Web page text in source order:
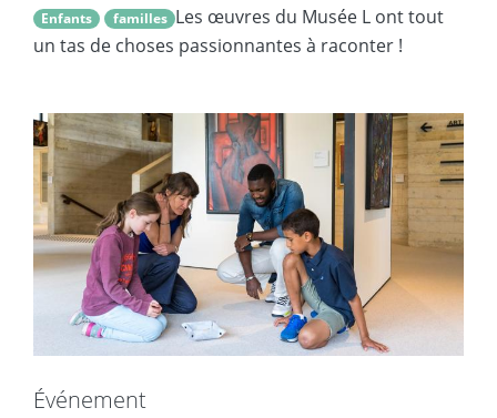
Enfants familles Les œuvres du Musée L ont tout
un tas de choses passionnantes à raconter !
Événement